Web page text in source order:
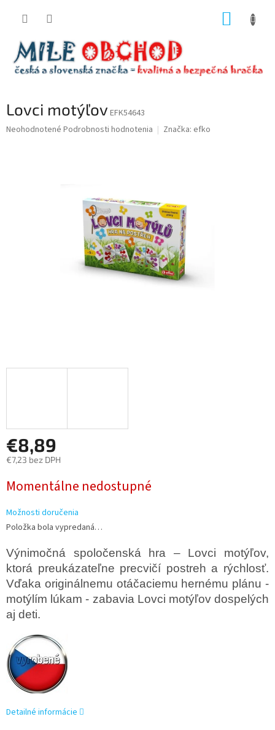
Lovci motýľov EFK54643
Priemerné
Neohodnotené Podrobnosti hodnotenia Značka: efko
€8,89
€7,23 bez DPH
cena:
Momentálne nedostupné
Možnosti doručenia
Položka bola vypredaná…
Výnimočná spoločenská hra – Lovci motýľov,
ktorá preukázateľne precvičí postreh a rýchlosť.
Vďaka originálnemu otáčaciemu hernému plánu -
motýlím lúkam - zabavia Lovci motýľov dospelých
aj deti.
Detailné informácie